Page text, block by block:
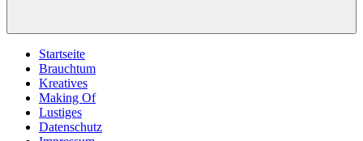
Startseite
Brauchtum
Kreatives
Making Of
Lustiges
Datenschutz